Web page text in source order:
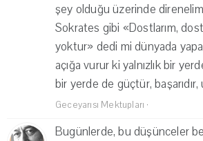
şey olduğu üzerinde
Sokrates gibi «Dostlarım,
yoktur» dedi mi dünyada
açığa vurur ki yalnızlık bir
bir yerde de güçtür,
Geceyarısı Mektupları ·
Bugünlerde, bu düşünceler